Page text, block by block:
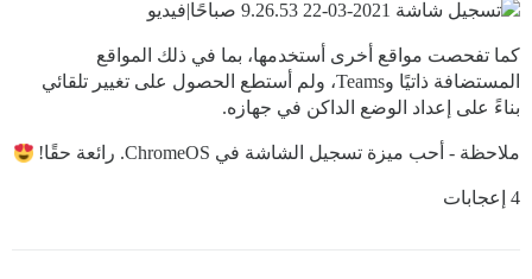
كما تفحصت مواقع أخرى أستخدمها، بما في ذلك المواقع
المستضافة ذاتيًا وTeams، ولم أستطع الحصول على تغيير تلقائي
بناءً على إعداد الوضع الداكن في جهازه.
ملاحظة - أحب ميزة تسجيل الشاشة في ChromeOS. رائعة حقًا!
4 إعجابات